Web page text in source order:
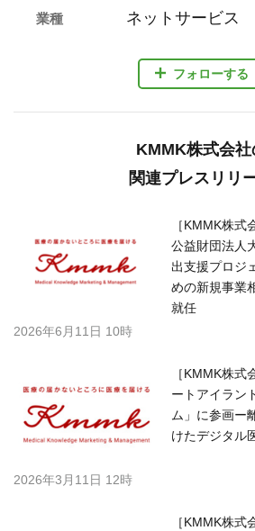
フォローする
業種 ネットサービス
KMMK株式会社
関連プレスリリ
［KMMK株式
公益財団法人
出支援プロジ
めの新規事業
就任
2026年6月11日 10時
［KMMK株
ートアイラン
ム」に参画ー
けたデジタル
2026年3月11日 12時
［KMMK株式